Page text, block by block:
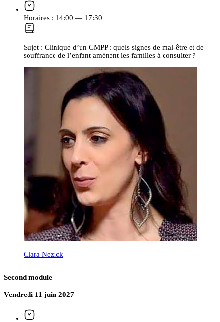
Horaires : 14:00 — 17:30
Sujet : Clinique d’un CMPP : quels signes de mal-être et de
souffrance de l’enfant amènent les familles à consulter ?
Clara Nezick
Second module
Vendredi 11 juin 2027